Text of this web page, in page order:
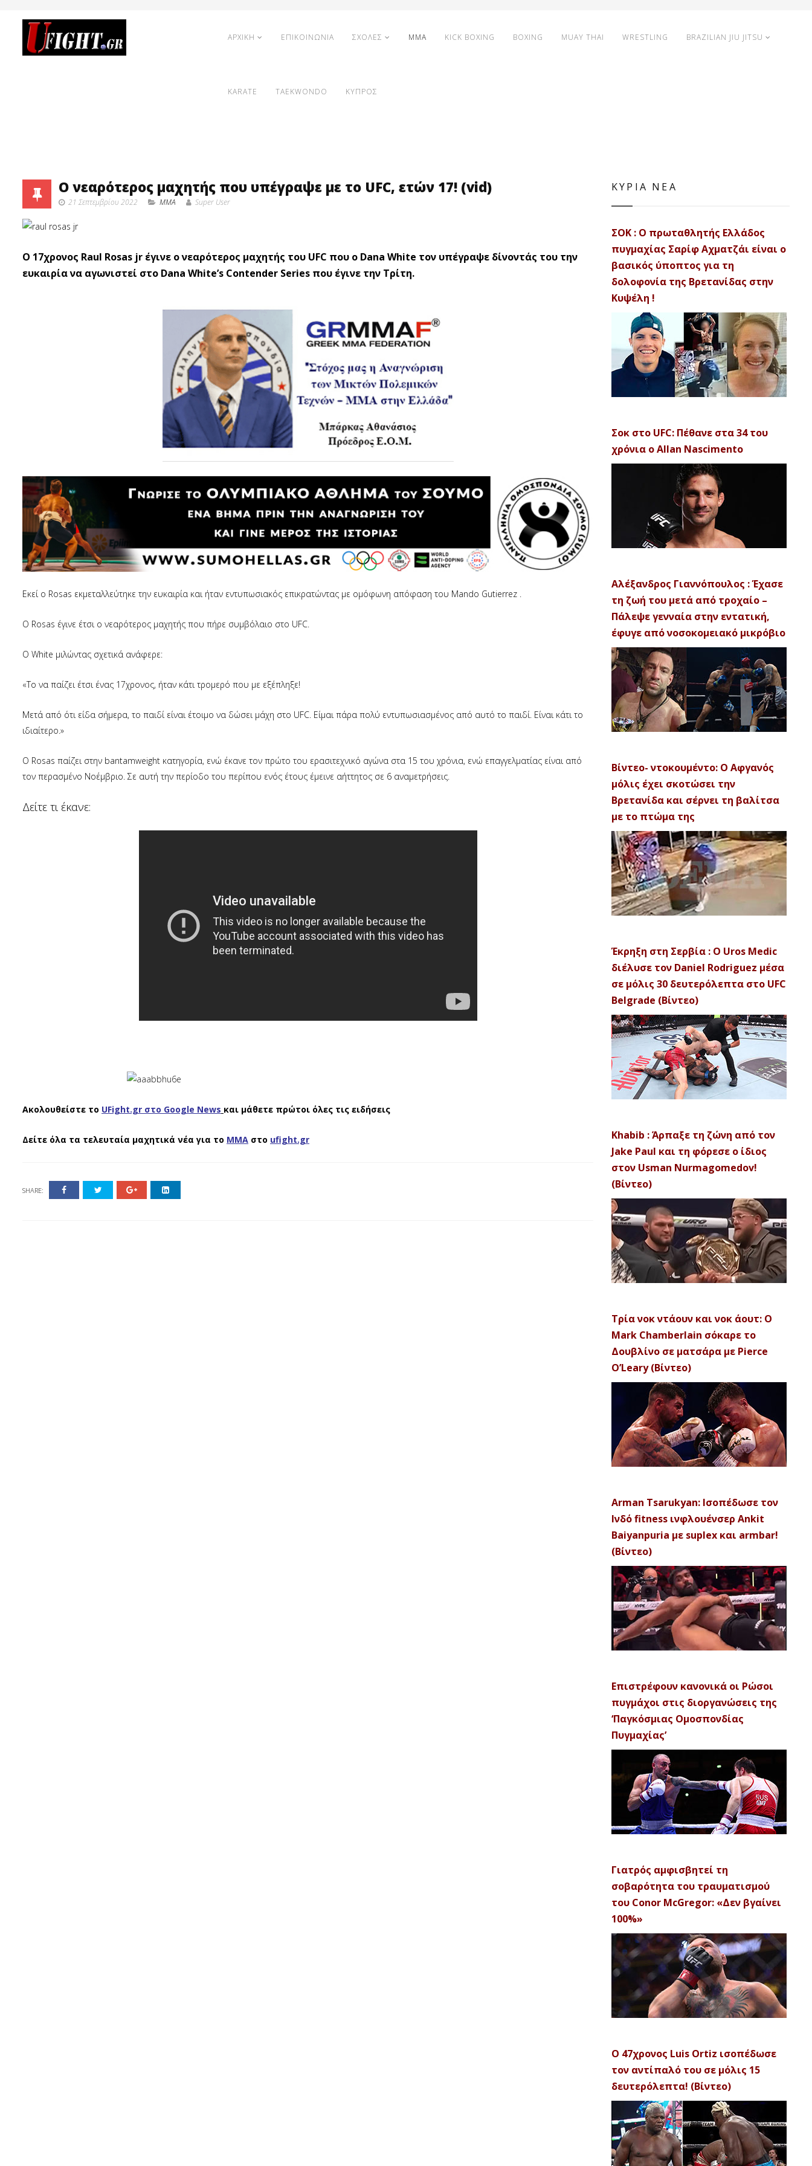
ΑΡΧΙΚΗ ΕΠΙΚΟΙΝΩΝΙΑ ΣΧΟΛΕΣ MMA KICK BOXING BOXING MUAY THAI WRESTLING BRAZILIAN JIU JITSU
KARATE TAEKWONDO ΚΥΠΡΟΣ
Ο νεαρότερος μαχητής που υπέγραψε με το UFC, ετών 17! (vid)
21 Σεπτεμβρίου 2022 MMA Super User
O 17χρονος Raul Rosas jr έγινε ο νεαρότερος μαχητής του UFC που ο Dana White τον υπέγραψε δίνοντάς του την
ευκαιρία να αγωνιστεί στο Dana White’s Contender Series που έγινε την Τρίτη.
Εκεί ο Rosas εκμεταλλεύτηκε την ευκαιρία και ήταν εντυπωσιακός επικρατώντας με ομόφωνη απόφαση του Mando Gutierrez .
Ο Rosas έγινε έτσι ο νεαρότερος μαχητής που πήρε συμβόλαιο στο UFC.
O White μιλώντας σχετικά ανάφερε:
«Το να παίζει έτσι ένας 17χρονος, ήταν κάτι τρομερό που με εξέπληξε!
Μετά από ότι είδα σήμερα, το παιδί είναι έτοιμο να δώσει μάχη στο UFC. Είμαι πάρα πολύ εντυπωσιασμένος από αυτό το παιδί. Είναι κάτι το
ιδιαίτερο.»
Ο Rosas παίζει στην bantamweight κατηγορία, ενώ έκανε τον πρώτο του ερασιτεχνικό αγώνα στα 15 του χρόνια, ενώ επαγγελματίας είναι από
τον περασμένο Νοέμβριο. Σε αυτή την περίοδο του περίπου ενός έτους έμεινε αήττητος σε 6 αναμετρήσεις.
Δείτε τι έκανε:
Ακολουθείστε το UFight.gr στο Google News και μάθετε πρώτοι όλες τις ειδήσεις
Δείτε όλα τα τελευταία μαχητικά νέα για το ΜΜΑ στο ufight.gr
SHARE:
ΚΥΡΙΑ ΝΕΑ
ΣΟΚ : Ο πρωταθλητής Ελλάδος
πυγμαχίας Σαρίφ Αχματζάι είναι ο
βασικός ύποπτος για τη
δολοφονία της Βρετανίδας στην
Κυψέλη !
Σοκ στο UFC: Πέθανε στα 34 του
χρόνια ο Allan Nascimento
Αλέξανδρος Γιαννόπουλος : Έχασε
τη ζωή του μετά από τροχαίο –
Πάλεψε γενναία στην εντατική,
έφυγε από νοσοκομειακό μικρόβιο
Βίντεο- ντοκουμέντο: Ο Αφγανός
μόλις έχει σκοτώσει την
Βρετανίδα και σέρνει τη βαλίτσα
με το πτώμα της
Έκρηξη στη Σερβία : Ο Uros Medic
διέλυσε τον Daniel Rodriguez μέσα
σε μόλις 30 δευτερόλεπτα στο UFC
Belgrade (Βίντεο)
Khabib : Άρπαξε τη ζώνη από τον
Jake Paul και τη φόρεσε ο ίδιος
στον Usman Nurmagomedov!
(Βίντεο)
Τρία νοκ ντάουν και νοκ άουτ: Ο
Mark Chamberlain σόκαρε το
Δουβλίνο σε ματσάρα με Pierce
O’Leary (Βίντεο)
Arman Tsarukyan: Ισοπέδωσε τον
Ινδό fitness ινφλουένσερ Ankit
Baiyanpuria με suplex και armbar!
(Βίντεο)
Επιστρέφουν κανονικά οι Ρώσοι
πυγμάχοι στις διοργανώσεις της
‘Παγκόσμιας Ομοσπονδίας
Πυγμαχίας’
Γιατρός αμφισβητεί τη
σοβαρότητα του τραυματισμού
του Conor McGregor: «Δεν βγαίνει
100%»
Ο 47χρονος Luis Ortiz ισοπέδωσε
τον αντίπαλό του σε μόλις 15
δευτερόλεπτα! (Βίντεο)